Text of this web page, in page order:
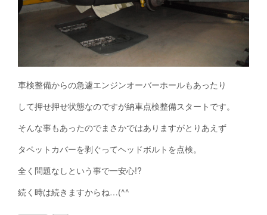
車検整備からの急遽エンジンオーバーホールもあったり
して押せ押せ状態なのですが納車点検整備スタートです。
そんな事もあったのでまさかではありますがとりあえず
タペットカバーを剥ぐってヘッドボルトを点検。
全く問題なしという事で一安心!?
続く時は続きますからね…(^^ゞ